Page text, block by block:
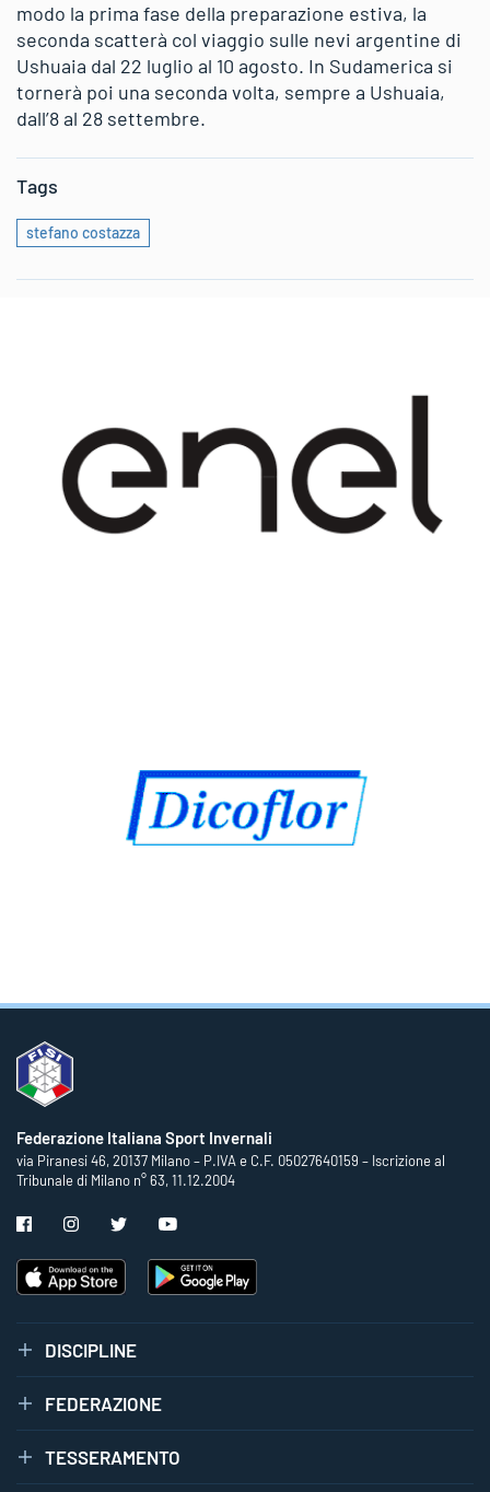
modo la prima fase della preparazione estiva, la
seconda scatterà col viaggio sulle nevi argentine di
Ushuaia dal 22 luglio al 10 agosto. In Sudamerica si
tornerà poi una seconda volta, sempre a Ushuaia,
dall’8 al 28 settembre.
Tags
stefano costazza
Federazione Italiana Sport Invernali
via Piranesi 46, 20137 Milano – P.IVA e C.F. 05027640159 – Iscrizione al
Tribunale di Milano n° 63, 11.12.2004
DISCIPLINE
FEDERAZIONE
TESSERAMENTO